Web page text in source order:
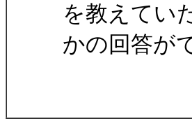
を教えてい
かの回答が